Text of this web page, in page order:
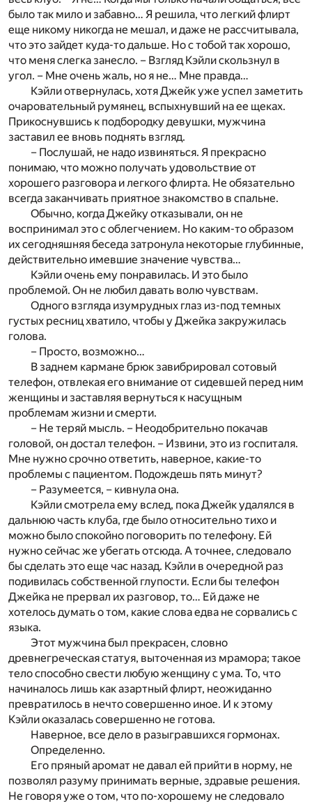
было так мило и забавно… Я решила, что легкий флирт
еще никому никогда не мешал, и даже не рассчитывала,
что это зайдет куда-то дальше. Но с тобой так хорошо,
что меня слегка занесло. – Взгляд Кэйли скользнул в
угол. – Мне очень жаль, но я не… Мне правда…
Кэйли отвернулась, хотя Джейк уже успел заметить
очаровательный румянец, вспыхнувший на ее щеках.
Прикоснувшись к подбородку девушки, мужчина
заставил ее вновь поднять взгляд.
– Послушай, не надо извиняться. Я прекрасно
понимаю, что можно получать удовольствие от
хорошего разговора и легкого флирта. Не обязательно
всегда заканчивать приятное знакомство в спальне.
Обычно, когда Джейку отказывали, он не
воспринимал это с облегчением. Но каким-то образом
их сегодняшняя беседа затронула некоторые глубинные,
действительно имевшие значение чувства…
Кэйли очень ему понравилась. И это было
проблемой. Он не любил давать волю чувствам.
Одного взгляда изумрудных глаз из-под темных
густых ресниц хватило, чтобы у Джейка закружилась
голова.
– Просто, возможно…
В заднем кармане брюк завибрировал сотовый
телефон, отвлекая его внимание от сидевшей перед ним
женщины и заставляя вернуться к насущным
проблемам жизни и смерти.
– Не теряй мысль. – Неодобрительно покачав
головой, он достал телефон. – Извини, это из госпиталя.
Мне нужно срочно ответить, наверное, какие-то
проблемы с пациентом. Подождешь пять минут?
– Разумеется, – кивнула она.
Кэйли смотрела ему вслед, пока Джейк удалялся в
дальнюю часть клуба, где было относительно тихо и
можно было спокойно поговорить по телефону. Ей
нужно сейчас же убегать отсюда. А точнее, следовало
бы сделать это еще час назад. Кэйли в очередной раз
подивилась собственной глупости. Если бы телефон
Джейка не прервал их разговор, то… Ей даже не
хотелось думать о том, какие слова едва не сорвались с
языка.
Этот мужчина был прекрасен, словно
древнегреческая статуя, выточенная из мрамора; такое
тело способно свести любую женщину с ума. То, что
начиналось лишь как азартный флирт, неожиданно
превратилось в нечто совершенно иное. И к этому
Кэйли оказалась совершенно не готова.
Наверное, все дело в разыгравшихся гормонах.
Определенно.
Его пряный аромат не давал ей прийти в норму, не
позволял разуму принимать верные, здравые решения.
Не говоря уже о том, что по-хорошему не следовало